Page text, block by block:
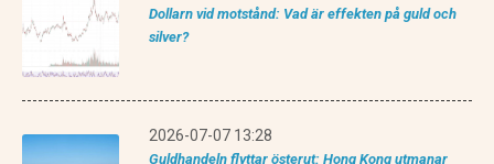
Dollarn vid motstånd: Vad är effekten på guld och
silver?
2026-07-07 13:28
Guldhandeln flyttar österut: Hong Kong utmanar